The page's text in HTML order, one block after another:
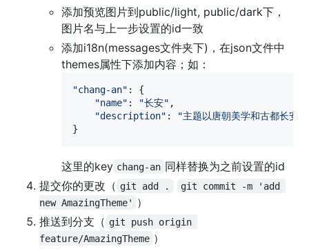
添加预览图片到public/light, public/dark下，
图片名与上一步设置的id一致
添加i18n(messages文件夹下)，在json文件中
themes属性下添加内容；如：
"chang-an" : {
"name" : "长安" ,
"description" :
"主题以唐朝美学和古都长安
}
这里的key chang-an 同样替换为之前设置的id
提交你的更改（ git add .
git commit -m 'add
new AmazingTheme'
）
推送到分支（ git push origin
feature/AmazingTheme ）